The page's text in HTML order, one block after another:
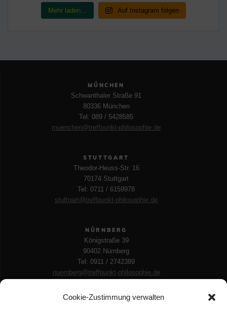
Cookie-Zustimmung verwalten
Mehr laden... Auf Instagram folgen
MÜNCHEN
Schwanthaler Straße 91
80336 München
Tel: 089 / 5428585
muenchen@treffpunkt-philosophie.de
STUTTGART
Theodor-Heuss-Str. 16
70174 Stuttgart
Tel: 0711 / 6159978
stuttgart@treffpunkt-philosophie.de
NÜRNBERG
Königstraße 39
90402 Nürnberg
Tel: 0911 / 2742389
nuernberg@treffpunkt-philosophie.de
Käthe-Kollwitz-Str. 113